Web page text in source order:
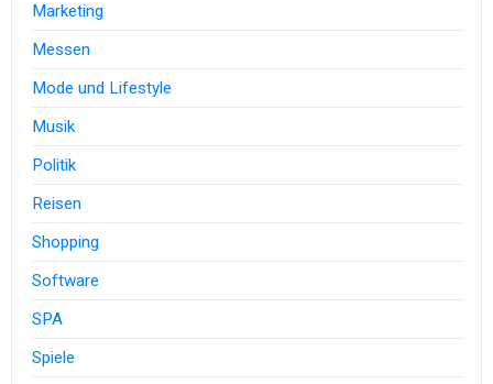
Marketing
Messen
Mode und Lifestyle
Musik
Politik
Reisen
Shopping
Software
SPA
Spiele